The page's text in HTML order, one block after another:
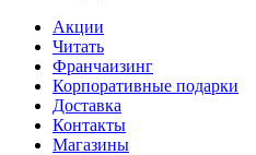
Акции
Читать
Франчаизинг
Корпоративные подарки
Доставка
Контакты
Магазины